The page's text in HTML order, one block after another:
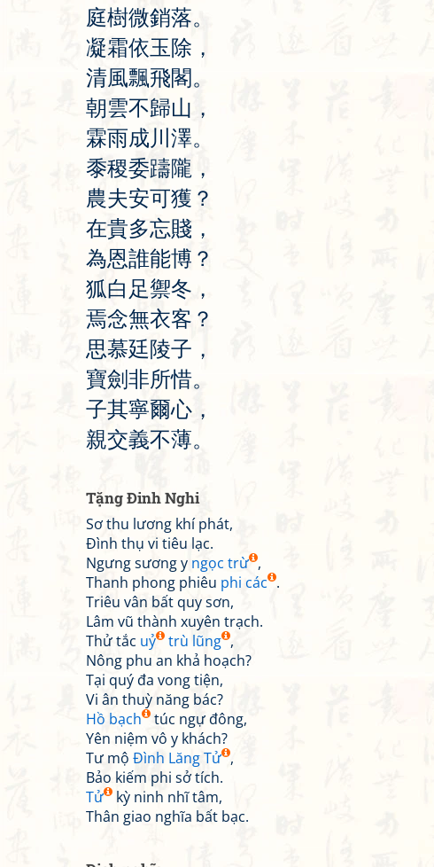
庭樹微銷落。
凝霜依玉除 ，
清風飄飛閣。
朝雲不歸山 ，
霖雨成川 澤。
黍稷委躊隴 ，
農夫安可獲 ？
在貴多忘賤 ，
為恩誰能博 ？
狐白 足禦冬 ，
焉念無衣客 ？
思慕廷陵子 ，
寶劍非所惜。
子其寧爾心 ，
親交義不薄。
Tặng Đinh Nghi
Sơ thu lương khí phát,
Đình thụ vi tiêu lạc.
Ngưng sương y ngọc trừ ,
Thanh phong phiêu phi các .
Triêu vân bất quy sơn,
Lâm vũ thành xuyên trạch.
Thử tắc uỷ trù lũng ,
Nông phu an khả hoạch?
Tại quý đa vong tiện,
Vi ân thuỳ năng bác?
Hồ bạch
túc ngự đông,
Yên niệm vô y khách?
Tư mộ Đình Lăng Tử ,
Bảo kiếm phi sở tích.
Tử
kỳ ninh nhĩ tâm,
Thân giao nghĩa bất bạc.